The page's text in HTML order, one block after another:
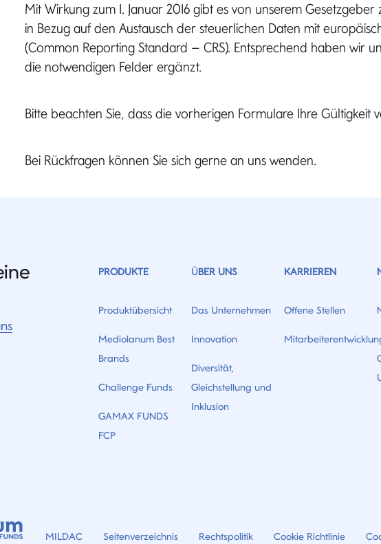
Mit Wirkung zum 1. Januar 2016 gibt es von unserem
in Bezug auf den Austausch der steuerlichen Daten mit
(Common Reporting Standard – CRS). Entsprechend haben wir
die notwendigen Felder ergänzt.
Bitte beachten Sie, dass die vorherigen Formulare Ihre Gültigkeit
Bei Rückfragen können Sie sich gerne an uns wenden.
PRODUKTE
Produktübersicht
Mediolanum Best
Brands
Challenge Funds
GAMAX FUNDS
FCP
ÜBER UNS
Das Unternehmen
Innovation
Diversität,
Gleichstellung und
Inklusion
KARRIEREN
Offene Stellen
MILDAC Seitenverzeichnis Rechtspolitik Cookie Richtlinie